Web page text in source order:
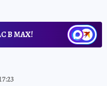
В МАХ!